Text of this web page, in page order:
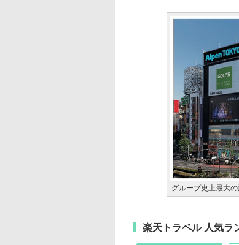
グループ史上最大
楽天トラベル 人気ラ